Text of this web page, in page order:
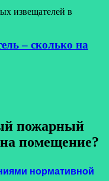
извещателей в
– сколько на
помещение?
нормативной